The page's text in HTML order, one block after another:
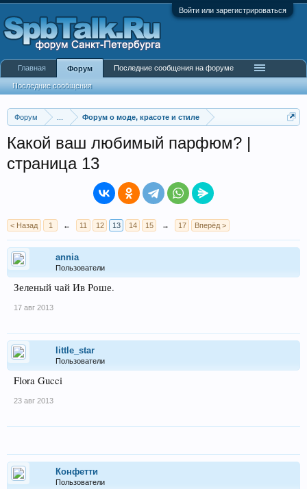
Войти или зарегистрироваться
Форум Форум о моде, красоте и стиле
Какой ваш любимый парфюм? |
страница 13
< Назад 1 ← 11 12 13 14 15 → 17 Вперёд >
annia
Пользователи
Зеленый чай Ив Роше.
17 авг 2013
little_star
Пользователи
Flora Gucci
23 авг 2013
Конфетти
Пользователи
Главная Форум
Последние сообщения
Последние сообщения на форуме